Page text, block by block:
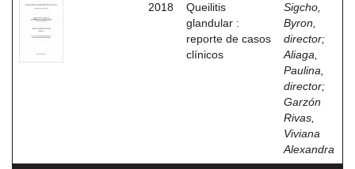
2018
Queilitis
glandular :
reporte de casos
clínicos
Sigcho,
Byron,
director;
Aliaga,
Paulina,
director;
Garzón
Rivas,
Viviana
Alexandra